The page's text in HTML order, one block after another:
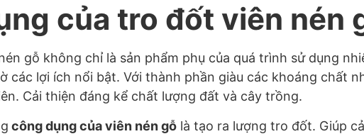
của tro đốt viên nén
gỗ không chỉ là sản phẩm phụ của quá trình sử dụng
các lợi ích nổi bật. Với thành phần giàu các khoáng chất
Cải thiện đáng kể chất lượng đất và cây trồng.
công dụng của viên nén gỗ là tạo ra lượng tro đốt. Giúp